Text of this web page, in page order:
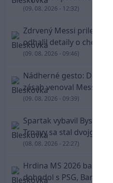
(09. 08. 2026 - 12:32)
Zdrvený Messi priletel
odhalil detaily o chorobe
(09. 08. 2026 - 09:46)
Nádherné gesto: De
zásah venoval Messimu
(09. 08. 2026 - 09:39)
Spartak vybavil Bystricu
Trnavy sa stal dvojgólový
(08. 08. 2026 - 22:27)
Hrdina MS 2026 balí
dohodol s PSG,